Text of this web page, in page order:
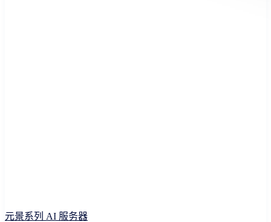
元景系列 AI 服务器